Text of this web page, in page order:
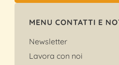
MENU CONTATTI E
Newsletter
Lavora con noi